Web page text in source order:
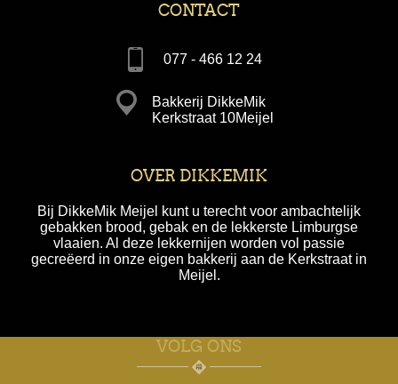
CONTACT
077 - 466 12 24
Bakkerij DikkeMik
Kerkstraat 10Meijel
OVER DIKKEMIK
Bij DikkeMik Meijel kunt u terecht voor ambachtelijk
gebakken brood, gebak en de lekkerste Limburgse
vlaaien. Al deze lekkernijen worden vol passie
gecreëerd in onze eigen bakkerij aan de Kerkstraat in
Meijel.
VOLG ONS